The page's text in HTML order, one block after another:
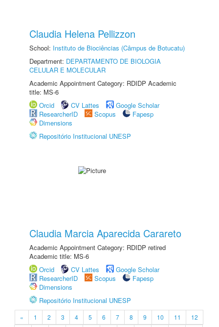
Claudia Helena Pellizzon
School: Instituto de Biociências (Câmpus de Botucatu)
Department: DEPARTAMENTO DE BIOLOGIA
CELULAR E MOLECULAR
Academic Appointment Category: RDIDP Academic
title: MS-6
Orcid
CV Lattes
Google Scholar
ResearcherID
Scopus
Fapesp
Dimensions
Repositório Institucional UNESP
Claudia Marcia Aparecida Carareto
Academic Appointment Category: RDIDP retired
Academic title: MS-6
Orcid
CV Lattes
Google Scholar
ResearcherID
Scopus
Fapesp
Dimensions
Repositório Institucional UNESP
« 1 2 3 4 5 6 7 8 9 10 11
12